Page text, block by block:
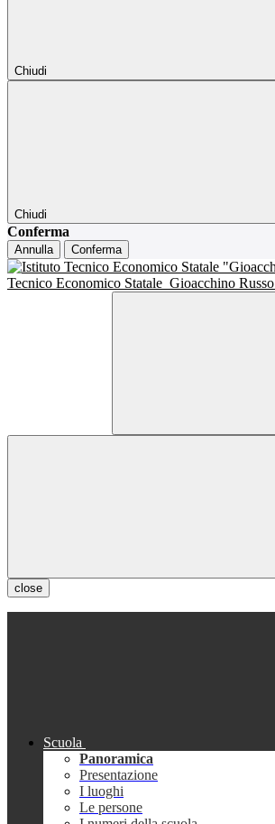
Chiudi
Chiudi
Conferma
Annulla Conferma
Tecnico Economico Statale Gioacchino Russo
close
Scuola
Panoramica
Presentazione
I luoghi
Le persone